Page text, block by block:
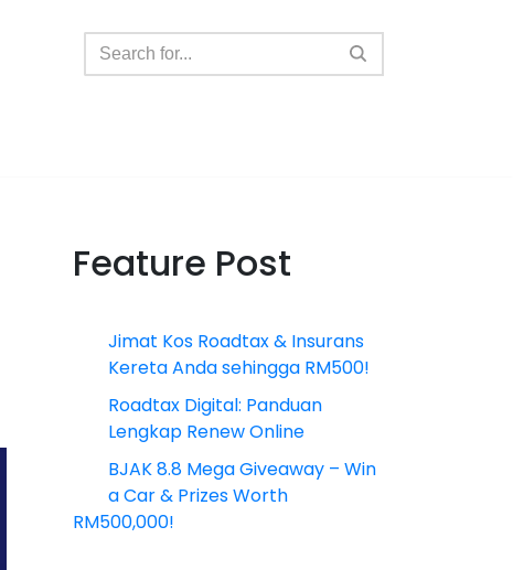
Feature Post
Jimat Kos Roadtax & Insurans
Kereta Anda sehingga RM500!
Roadtax Digital: Panduan
Lengkap Renew Online
BJAK 8.8 Mega Giveaway – Win
a Car & Prizes Worth
RM500,000!